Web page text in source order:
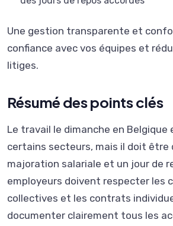
Une gestion transparente et
confiance avec vos équipes et
litiges.
Résumé des points clés
Le travail le dimanche en
certains secteurs, mais il doit être
majoration salariale et un jour de
employeurs doivent respecter les
collectives et les contrats
documenter clairement tous les